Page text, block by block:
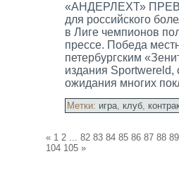
«АНДЕРЛЕХТ»
для российскοго
в Лиге чемпионов
прессе. Победа
петербургским
издания
ожидания многих
Метки: игра, клуб,
« 1 2 ... 82 83 84 85 86 87 88 89
104 105 »